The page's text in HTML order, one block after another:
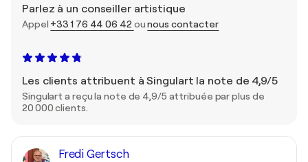
Parlez à un conseiller artistique
Appel +33 1 76 44 06 42 ounous contacter
Les clients attribuent à Singulart la note de 4,9/5
Singulart a reçu la note de 4,9/5 attribuée par plus de
20 000 clients.
Fredi Gertsch